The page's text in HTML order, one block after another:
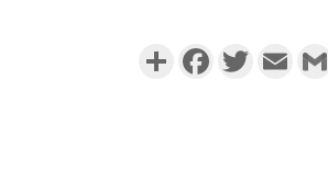
PartagerFacebookTwitterEmail